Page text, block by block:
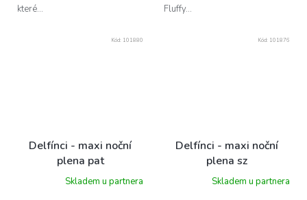
které...
Fluffy...
Delfínci - maxi noční
plena pat
Skladem u partnera
Kód: 101880
Delfínci - maxi noční
plena sz
Skladem u partnera
Kód: 101876